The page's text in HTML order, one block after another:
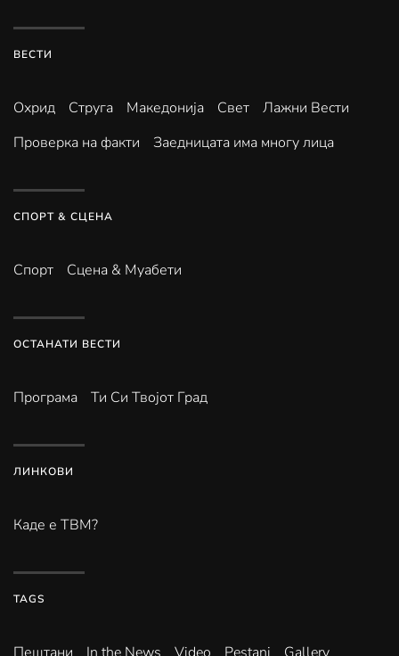
ВЕСТИ
Охрид Струга Македонија Свет
Лажни Вести
Проверка на факти
Заедницата има многу лица
СПОРТ & СЦЕНА
Спорт Сцена & Муабети
ОСТАНАТИ ВЕСТИ
Програма Ти Си Твојот Град
ЛИНКОВИ
Каде е ТВМ?
TAGS